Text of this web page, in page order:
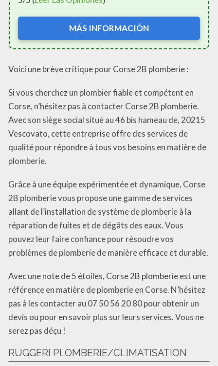
MÁS INFORMACIÓN
Voici une brève critique pour Corse 2B plomberie :
Si vous cherchez un plombier fiable et compétent en
Corse, n’hésitez pas à contacter Corse 2B plomberie.
Avec son siège social situé au 46 bis hameau de, 20215
Vescovato, cette entreprise offre des services de
qualité pour répondre à tous vos besoins en matière de
plomberie.
Grâce à une équipe expérimentée et dynamique, Corse
2B plomberie vous propose une gamme de services
allant de l’installation de système de plomberie à la
réparation de fuites et de dégâts des eaux. Vous
pouvez leur faire confiance pour résoudre vos
problèmes de plomberie de manière efficace et durable.
Avec une note de 5 étoiles, Corse 2B plomberie est une
référence en matière de plomberie en Corse. N’hésitez
pas à les contacter au 07 50 56 20 80 pour obtenir un
devis ou pour en savoir plus sur leurs services. Vous ne
serez pas déçu !
RUGGERI PLOMBERIE/CLIMATISATION